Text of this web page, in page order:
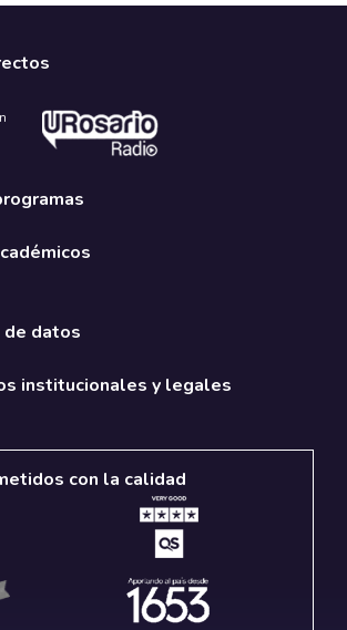
de datos
institucionales y legales
con la calidad